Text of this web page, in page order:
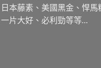
本藤素、美國黑金、悍馬
片大好、必利勁等等…